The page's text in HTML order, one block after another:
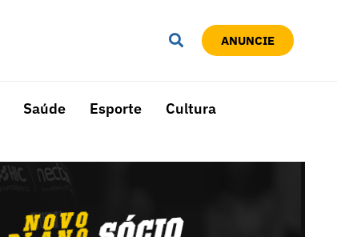
ANUNCIE
Saúde Esporte Cultura